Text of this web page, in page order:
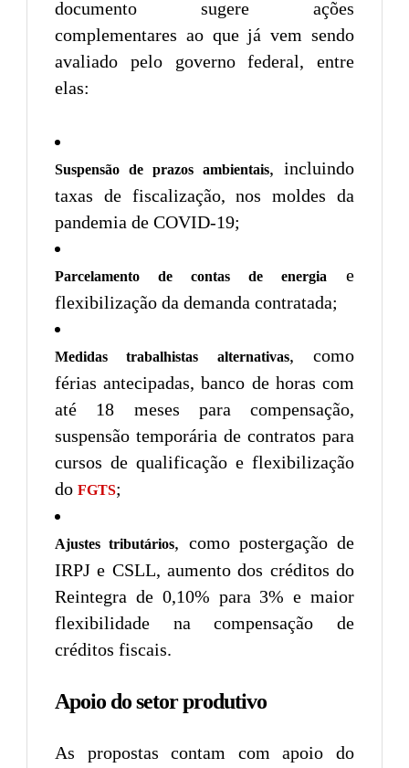
documento sugere ações
complementares ao que já vem sendo
avaliado pelo governo federal, entre
elas:
Suspensão de prazos ambientais, incluindo
taxas de fiscalização, nos moldes da
pandemia de COVID-19;
Parcelamento de contas de energia
e
flexibilização da demanda contratada;
Medidas trabalhistas alternativas, como
férias antecipadas, banco de horas com
até 18 meses para compensação,
suspensão temporária de contratos para
cursos de qualificação e flexibilização
do FGTS;
Ajustes tributários, como postergação de
IRPJ e CSLL, aumento dos créditos do
Reintegra de 0,10% para 3% e maior
flexibilidade na compensação de
créditos fiscais.
Apoio do setor produtivo
As propostas contam com apoio do